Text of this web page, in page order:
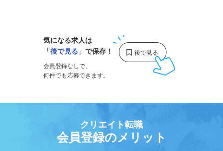
気になる求人は
「後で見る 」で保存！
会員登録なしで、
何件でも応募できます。
クリエイト転職
会員登録のメリット